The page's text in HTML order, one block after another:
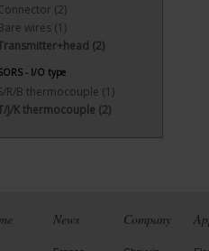
(2)
wires (1)
(2)
- I/O type
R/B thermocouple (1)
J/K thermocouple (2)
News Company